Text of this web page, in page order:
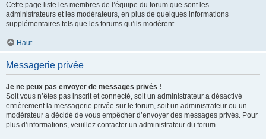
Cette page liste les membres de l’équipe du forum que sont les
administrateurs et les modérateurs, en plus de quelques informations
supplémentaires tels que les forums qu’ils modèrent.
Haut
Messagerie privée
Je ne peux pas envoyer de messages privés !
Soit vous n’êtes pas inscrit et connecté, soit un administrateur a désactivé
entièrement la messagerie privée sur le forum, soit un administrateur ou un
modérateur a décidé de vous empêcher d’envoyer des messages privés. Pour
plus d’informations, veuillez contacter un administrateur du forum.